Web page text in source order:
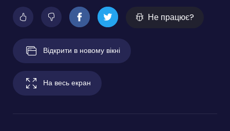
Не працює?
Відкрити в новому вікні
На весь екран